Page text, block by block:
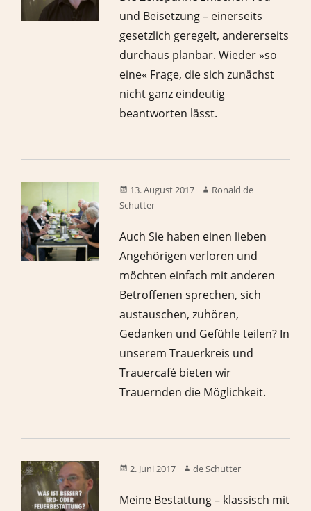
und Beisetzung – einerseits
gesetzlich geregelt, andererseits
durchaus planbar. Wieder »so
eine« Frage, die sich zunächst
nicht ganz eindeutig
beantworten lässt.
13. August 2017
Ronald de
Schutter
Auch Sie haben einen lieben
Angehörigen verloren und
möchten einfach mit anderen
Betroffenen sprechen, sich
austauschen, zuhören,
Gedanken und Gefühle teilen? In
unserem Trauerkreis und
Trauercafé bieten wir
Trauernden die Möglichkeit.
2. Juni 2017 de Schutter
Meine Bestattung – klassisch mit